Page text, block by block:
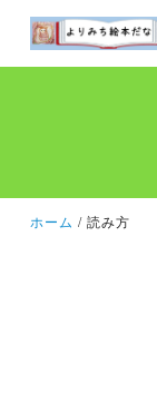
ホーム 読み方